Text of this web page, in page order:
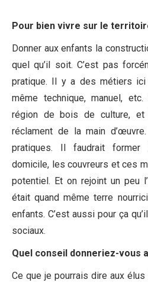
Pour bien vivre sur le
Donner aux enfants la
quel qu’il soit. C’est pas
pratique. Il y a des métiers ici
même technique, manuel,
région de bois de culture,
réclament de la main
pratiques. Il faudrait
domicile, les couvreurs et ces
potentiel. Et on rejoint un peu
était quand même terre
enfants. C’est aussi pour ça
sociaux.
Quel conseil donneriez-vous
Ce que je pourrais dire aux